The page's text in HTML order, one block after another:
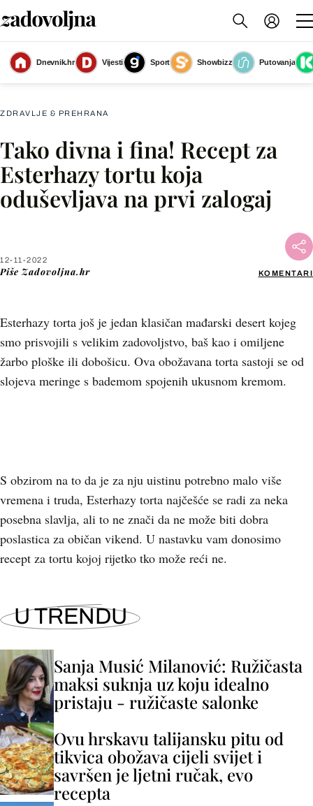
Dnevnik.hr Vijesti Sport Showbizz
Putovanja
Esterhazy tortu možete ukrasiti i listićima badema
(Foto: Shutterstock)
ZDRAVLJE & PREHRANA
Tako divna i fina! Recept za
Esterhazy tortu koja
oduševljava na prvi zalogaj
12-11-2022
Piše Zadovoljna.hr KOMENTARI
Esterhazy torta još je jedan klasičan mađarski desert kojeg
smo prisvojili s velikim zadovoljstvo, baš kao i omiljene
žarbo ploške ili dobošicu. Ova obožavana torta sastoji se od
slojeva meringe s bademom spojenih ukusnom kremom.
Facebook
X
S obzirom na to da je za nju uistinu potrebno malo više
vremena i truda, Esterhazy torta najčešće se radi za neka
posebna slavlja, ali to ne znači da ne može biti dobra
poslastica za običan vikend. U nastavku vam donosimo
recept za tortu kojoj rijetko tko može reći ne.
U TRENDU
Sanja Musić Milanović: Ružičasta
maksi suknja uz koju idealno
pristaju - ružičaste salonke
Ovu hrskavu talijansku pitu od
tikvica obožava cijeli svijet i
savršen je ljetni ručak, evo
recepta